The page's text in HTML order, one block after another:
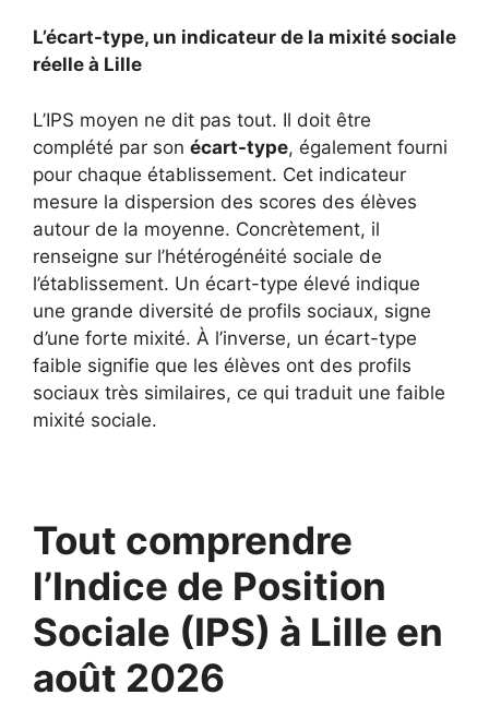
L’écart-type, un indicateur de la mixité sociale
réelle à Lille
L’IPS moyen ne dit pas tout. Il doit être
complété par son écart-type, également fourni
pour chaque établissement. Cet indicateur
mesure la dispersion des scores des élèves
autour de la moyenne. Concrètement, il
renseigne sur l’hétérogénéité sociale de
l’établissement. Un écart-type élevé indique
une grande diversité de profils sociaux, signe
d’une forte mixité. À l’inverse, un écart-type
faible signifie que les élèves ont des profils
sociaux très similaires, ce qui traduit une faible
mixité sociale.
Tout comprendre
l’Indice de Position
Sociale (IPS) à Lille en
août 2026